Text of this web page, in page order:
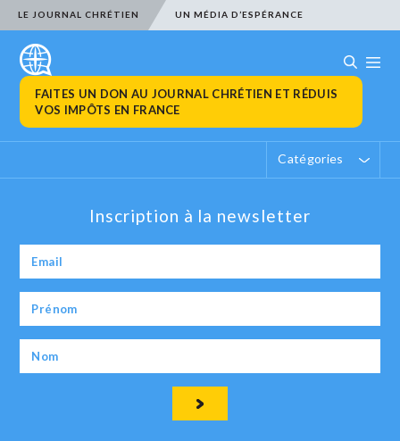
LE JOURNAL CHRÉTIEN UN MÉDIA D’ESPÉRANCE
FAITES UN DON AU JOURNAL CHRÉTIEN ET RÉDUIS
VOS IMPÔTS EN FRANCE
Catégories
Inscription à la newsletter